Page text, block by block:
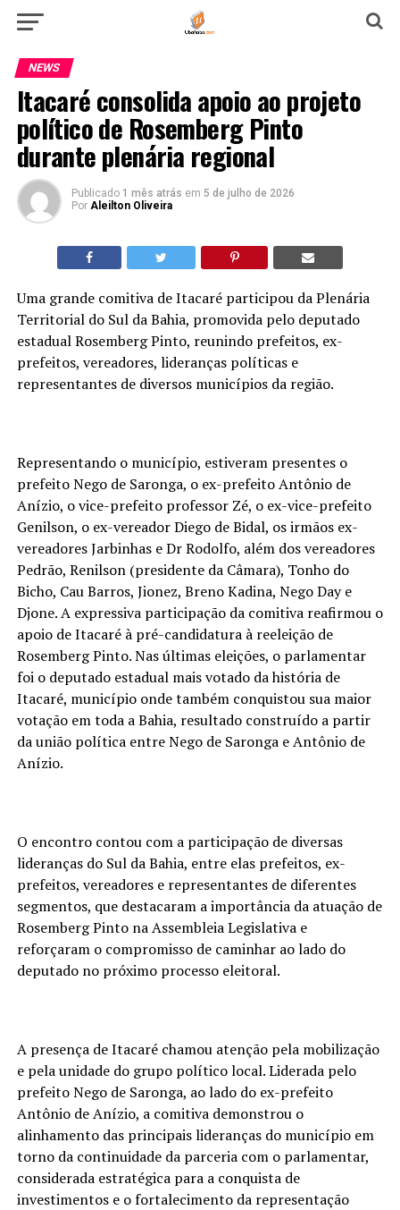
NEWS
Itacaré consolida apoio ao projeto
político de Rosemberg Pinto
durante plenária regional
Publicado 1 mês atrás em 5 de julho de 2026
Por Aleilton Oliveira
Uma grande comitiva de Itacaré participou da Plenária
Territorial do Sul da Bahia, promovida pelo deputado
estadual Rosemberg Pinto, reunindo prefeitos, ex-
prefeitos, vereadores, lideranças políticas e
representantes de diversos municípios da região.
Representando o município, estiveram presentes o
prefeito Nego de Saronga, o ex-prefeito Antônio de
Anízio, o vice-prefeito professor Zé, o ex-vice-prefeito
Genilson, o ex-vereador Diego de Bidal, os irmãos ex-
vereadores Jarbinhas e Dr Rodolfo, além dos vereadores
Pedrão, Renilson (presidente da Câmara), Tonho do
Bicho, Cau Barros, Jionez, Breno Kadina, Nego Day e
Djone. A expressiva participação da comitiva reafirmou o
apoio de Itacaré à pré-candidatura à reeleição de
Rosemberg Pinto. Nas últimas eleições, o parlamentar
foi o deputado estadual mais votado da história de
Itacaré, município onde também conquistou sua maior
votação em toda a Bahia, resultado construído a partir
da união política entre Nego de Saronga e Antônio de
Anízio.
O encontro contou com a participação de diversas
lideranças do Sul da Bahia, entre elas prefeitos, ex-
prefeitos, vereadores e representantes de diferentes
segmentos, que destacaram a importância da atuação de
Rosemberg Pinto na Assembleia Legislativa e
reforçaram o compromisso de caminhar ao lado do
deputado no próximo processo eleitoral.
A presença de Itacaré chamou atenção pela mobilização
e pela unidade do grupo político local. Liderada pelo
prefeito Nego de Saronga, ao lado do ex-prefeito
Antônio de Anízio, a comitiva demonstrou o
alinhamento das principais lideranças do município em
torno da continuidade da parceria com o parlamentar,
considerada estratégica para a conquista de
investimentos e o fortalecimento da representação